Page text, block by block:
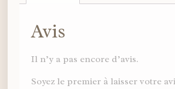
Avis
Il n’y a pas encore d’avis.
Soyez le premier à laisser votre